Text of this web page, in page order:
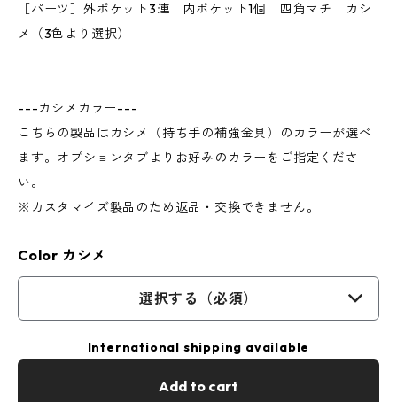
［パーツ］外ポケット3連 内ポケット1個 四角マチ カシ
メ（3色より選択）
---カシメカラー---
こちらの製品はカシメ（持ち手の補強金具）のカラーが選べ
ます。オプションタブよりお好みのカラーをご指定くださ
い。
※カスタマイズ製品のため返品・交換できません。
Color カシメ
選択する（必須）
International shipping available
Add to cart